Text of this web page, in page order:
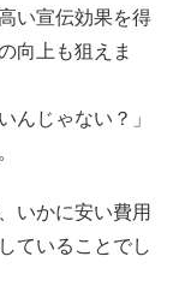
い宣伝効果を得
向上も狙えま
んじゃない？」
いかに安い費用
ていることでし